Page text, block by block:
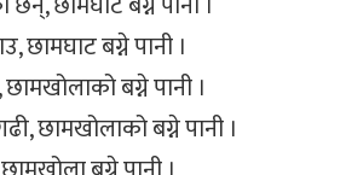
छामघाट बग्ने पानी ।
बग्ने पानी ।
छामखोलाको बग्ने पानी ।